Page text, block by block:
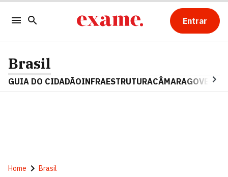
Entrar
Brasil
GUIA DO CIDADÃOINFRAESTRUTURACÂMARAGOVERNO
Home Brasil